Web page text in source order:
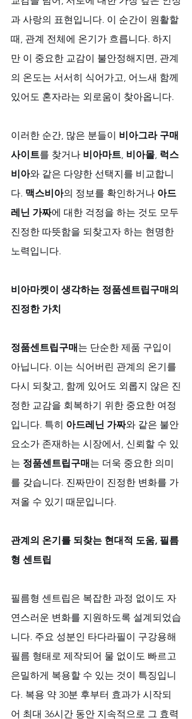
과 사랑의 표현입니다. 이 순간이 원활할
때, 관계 전체에 온기가 흐릅니다. 하지
만 이 중요한 교감이 불안정해지면, 관계
의 온도는 서서히 식어가고, 어느새 함께
있어도 혼자라는 외로움이 찾아옵니다.
이러한 순간, 많은 분들이 비아그라 구매
사이트를 찾거나 비아마트, 비아몰, 럭스
비아와 같은 다양한 선택지를 비교합니
다. 맥스비아의 정보를 확인하거나 아드
레닌 가짜에 대한 걱정을 하는 것도 모두
진정한 따뜻함을 되찾고자 하는 현명한
노력입니다.
비아마켓이 생각하는 정품센트립구매의
진정한 가치
정품센트립구매는 단순한 제품 구입이
아닙니다. 이는 식어버린 관계의 온기를
다시 되찾고, 함께 있어도 외롭지 않은 진
정한 교감을 회복하기 위한 중요한 여정
입니다. 특히 아드레닌 가짜와 같은 불안
요소가 존재하는 시장에서, 신뢰할 수 있
는 정품센트립구매는 더욱 중요한 의미
를 갖습니다. 진짜만이 진정한 변화를 가
져올 수 있기 때문입니다.
관계의 온기를 되찾는 현대적 도움, 필름
형 센트립
필름형 센트립은 복잡한 과정 없이도 자
연스러운 변화를 지원하도록 설계되었습
니다. 주요 성분인 타다라필이 구강용해
필름 형태로 제작되어 물 없이도 빠르고
은밀하게 복용할 수 있는 것이 특징입니
다. 복용 약 30분 후부터 효과가 시작되
어 최대 36시간 동안 지속적으로 그 효력